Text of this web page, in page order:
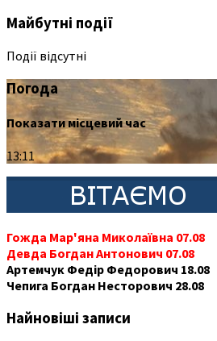
Майбутні події
Події відсутні
Погода
Показати місцевий час
13:11
Гожда Мар'яна Миколаївна 07.08
Девда Богдан Антонович 07.08
Артемчук Федір Федорович 18.08
Чепига Богдан Несторович 28.08
Найновіші записи